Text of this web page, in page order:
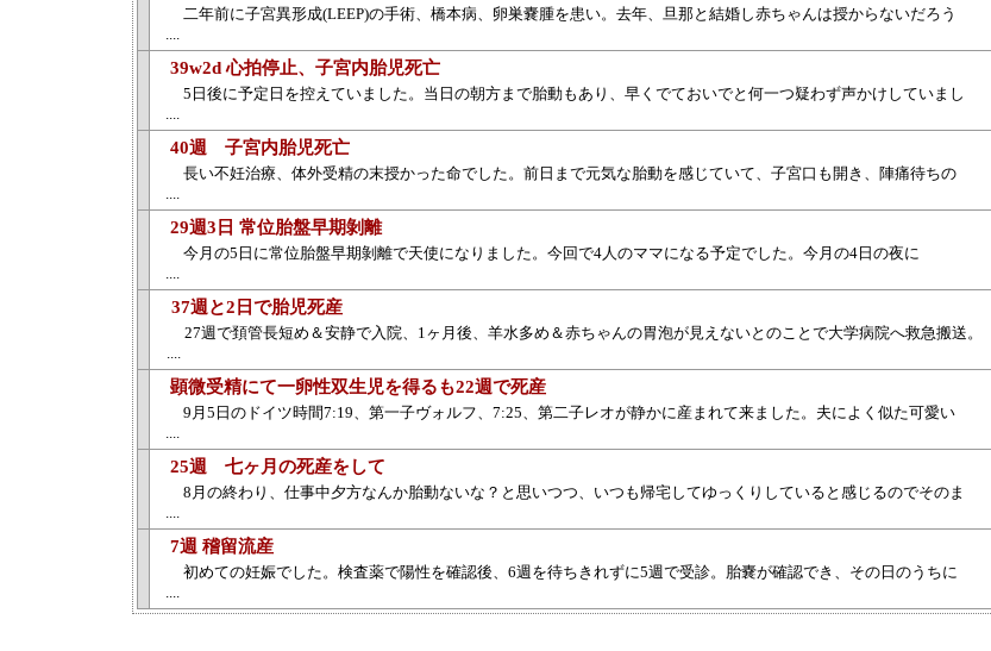
二年前に子宮異形成(LEEP)の手術、橋本病、卵巣嚢腫を患い。去年、旦那と結婚し赤ちゃんは授からないだろう
....
39w2d 心拍停止、子宮内胎児死亡
5日後に予定日を控えていました。当日の朝方まで胎動もあり、早くでておいでと何一つ疑わず声かけしていまし
....
40週 子宮内胎児死亡
長い不妊治療、体外受精の末授かった命でした。前日まで元気な胎動を感じていて、子宮口も開き、陣痛待ちの
....
29週3日 常位胎盤早期剝離
今月の5日に常位胎盤早期剝離で天使になりました。今回で4人のママになる予定でした。今月の4日の夜に
....
37週と2日で胎児死産
27週で頚管長短め＆安静で入院、1ヶ月後、羊水多め＆赤ちゃんの胃泡が見えないとのことで大学病院へ救急搬送。
....
顕微受精にて一卵性双生児を得るも22週で死産
9月5日のドイツ時間7:19、第一子ヴォルフ、7:25、第二子レオが静かに産まれて来ました。夫によく似た可愛い
....
25週 七ヶ月の死産をして
8月の終わり、仕事中夕方なんか胎動ないな？と思いつつ、いつも帰宅してゆっくりしていると感じるのでそのま
....
7週 稽留流産
初めての妊娠でした。検査薬で陽性を確認後、6週を待ちきれずに5週で受診。胎嚢が確認でき、その日のうちに
....